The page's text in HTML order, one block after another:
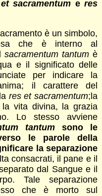
sacramentum eres
è un simbolo,
che è interno al
sacramentum tantum è
e il significato delle
per indicare la
il carattere del
res et sacramentum;la
vita divina, la grazia
Lo stesso avviene
tantum sono le
le parole della
la separazione
consacrati, il pane e il
dal Sangue e il
Tale separazione
che è morto sul